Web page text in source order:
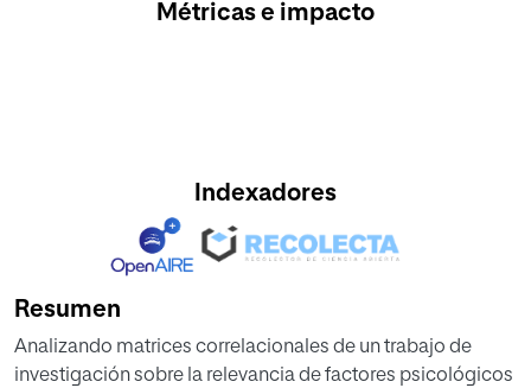
Métricas e impacto
Indexadores
Resumen
Analizando matrices correlacionales de un trabajo de
investigación sobre la relevancia de factores psicológicos